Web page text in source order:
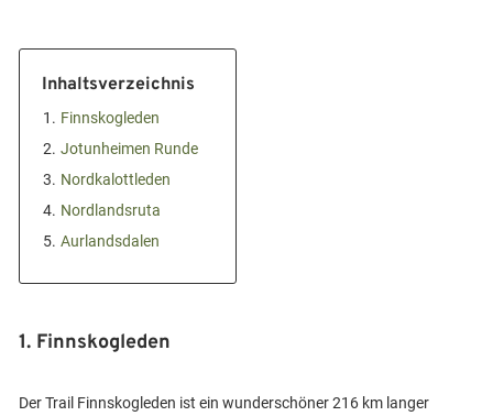
Inhaltsverzeichnis
1. Finnskogleden
2. Jotunheimen Runde
3. Nordkalottleden
4. Nordlandsruta
5. Aurlandsdalen
1. Finnskogleden
Der Trail Finnskogleden ist ein wunderschöner 216 km langer